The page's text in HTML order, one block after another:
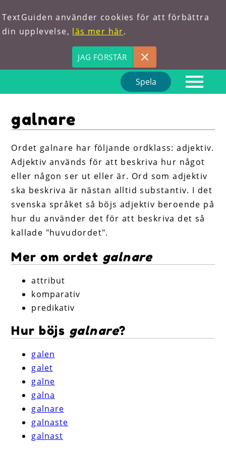
TextGuiden använder cookies för att förbättra
din upplevelse, läs mer här.
JAG FÖRSTÅR
Spela
Förkortningar
Hitta ord
galnare
Ordet galnare har följande ordklass: adjektiv.
Adjektiv används för att beskriva hur något
eller någon ser ut eller är. Ord som adjektiv
ska beskriva är nästan alltid substantiv. I det
svenska språket så böjs adjektiv beroende på
hur du använder det för att beskriva det så
kallade "huvudordet".
Mer om ordet galnare
attribut
komparativ
predikativ
Hur böjs galnare?
galen
galet
galne
galna
galnare
galnaste
galnast